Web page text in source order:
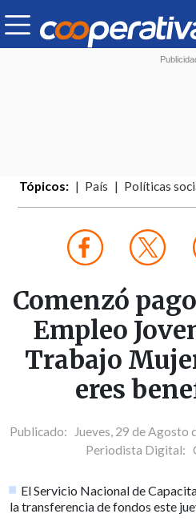
Tópicos: País Políticas
Comenzó
Empleo
Trabajo
eres
Publicado: Jueves, 29 de Agosto
Periodista Digital:
El Servicio Nacional de
la transferencia de fondos este